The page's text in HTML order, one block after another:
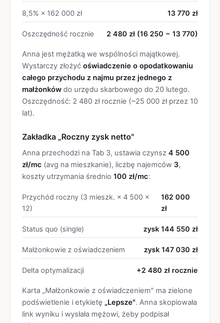
8,5% × 162 000 zł 13 770 zł
Oszczędność rocznie 2 480 zł (16 250 − 13 770)
Anna jest mężatką we wspólności majątkowej.
Wystarczy złożyć oświadczenie o opodatkowaniu
całego przychodu z najmu przez jednego z
małżonków do urzędu skarbowego do 20 lutego.
Oszczędność: 2 480 zł rocznie (~25 000 zł przez 10
lat).
Zakładka „Roczny zysk netto"
Anna przechodzi na Tab 3, ustawia czynsz 4 500
zł/mc (avg na mieszkanie), liczbę najemców 3,
koszty utrzymania średnio 100 zł/mc:
Przychód roczny (3 mieszk. × 4 500 ×
12)
162 000
zł
Status quo (single) zysk 144 550 zł
Małżonkowie z oświadczeniem zysk 147 030 zł
Delta optymalizacji +2 480 zł rocznie
Karta „Małżonkowie z oświadczeniem" ma zielone
podświetlenie i etykietę „Lepsze". Anna skopiowała
link wyniku i wysłała mężowi, żeby podpisał